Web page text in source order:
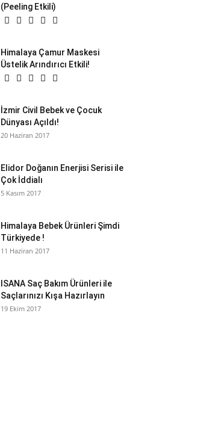
(Peeling Etkili)
Himalaya Çamur Maskesi
Üstelik Arındırıcı Etkili!
İzmir Civil Bebek ve Çocuk
Dünyası Açıldı!
20 Haziran 2017
Elidor Doğanın Enerjisi Serisi ile
Çok İddialı
5 Kasım 2017
Himalaya Bebek Ürünleri Şimdi
Türkiyede !
11 Haziran 2017
ISANA Saç Bakım Ürünleri ile
Saçlarınızı Kışa Hazırlayın
19 Ekim 2017